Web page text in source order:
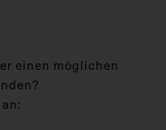
einen möglichen